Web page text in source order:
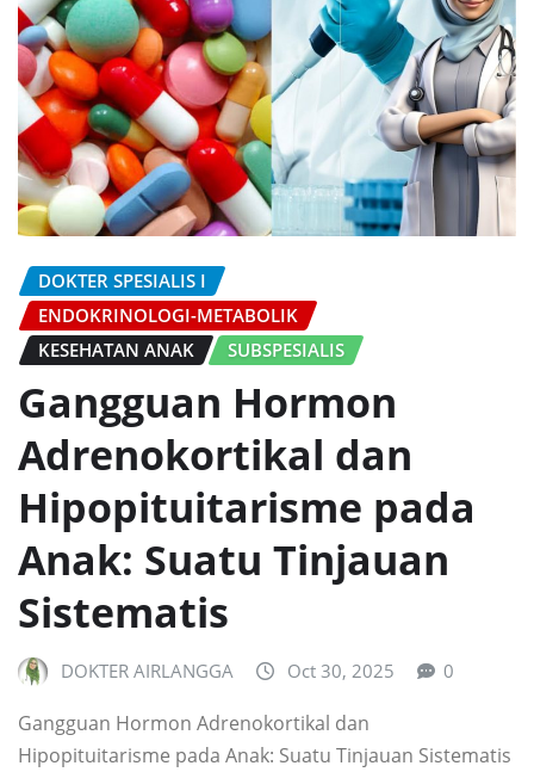
DOKTER SPESIALIS I
ENDOKRINOLOGI-METABOLIK
KESEHATAN ANAK
SUBSPESIALIS
Gangguan Hormon
Adrenokortikal dan
Hipopituitarisme pada
Anak: Suatu Tinjauan
Sistematis
DOKTER AIRLANGGA Oct 30, 2025 0
Gangguan Hormon Adrenokortikal dan
Hipopituitarisme pada Anak: Suatu Tinjauan Sistematis